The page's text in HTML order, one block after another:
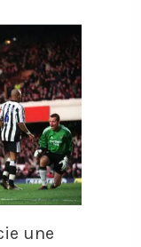
une